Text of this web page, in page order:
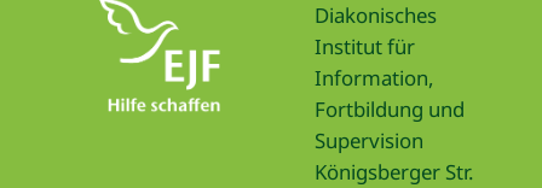
Diakonisches
Institut für
Information,
Fortbildung und
Supervision
Königsberger Str.